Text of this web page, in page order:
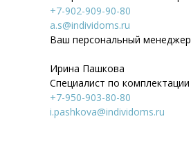
+7-902-909-90-80
a.s@individoms.ru
Ваш персональный
Ирина Пашкова
Специалист по комплектации
+7-950-903-80-80
i.pashkova@individoms.ru